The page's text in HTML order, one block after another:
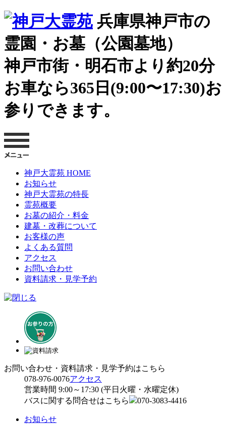
兵庫県神戸市の
霊園・お墓（公園墓地）
神戸市街・明石市より約20分
お車なら365日(9:00〜17:30)お
参りできます。
神戸大霊苑 HOME
お知らせ
神戸大霊苑の特長
霊苑概要
お墓の紹介・料金
建墓・改葬について
お客様の声
よくある質問
アクセス
お問い合わせ
資料請求・見学予約
お問い合わせ・資料請求・見学予約はこちら
078-976-0076アクセス
営業時間 9:00～17:30 (平日火曜・水曜定休)
バスに関する問合せはこちら
070-3083-4416
お知らせ